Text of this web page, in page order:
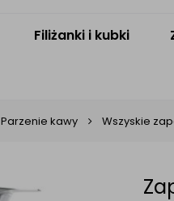
Filiżanki i kubki
Parzenie kawy Wszyskie